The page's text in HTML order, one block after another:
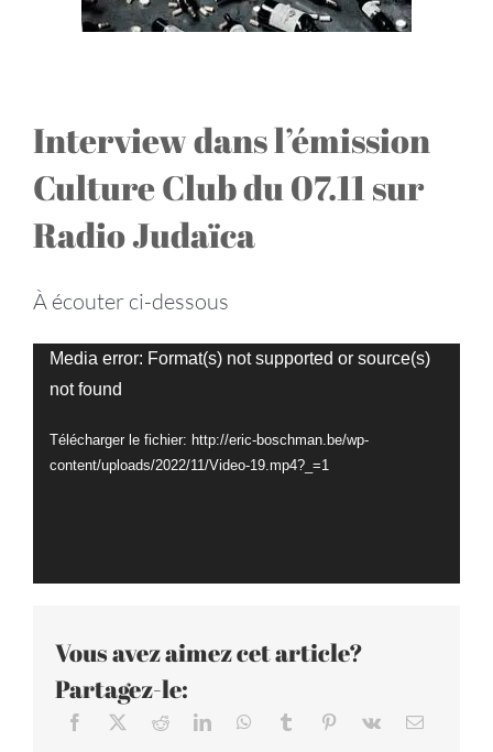
Interview dans l’émission
Culture Club du 07.11 sur
Radio Judaïca
À écouter ci-dessous
Lecteur
vidéo
Media error: Format(s) not supported or source(s)
not found
Télécharger le fichier: http://eric-boschman.be/wp-
content/uploads/2022/11/Video-19.mp4?_=1
Vous avez aimez cet article?
Partagez-le: